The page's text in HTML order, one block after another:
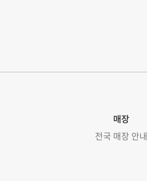
매장
전국 매장 안내